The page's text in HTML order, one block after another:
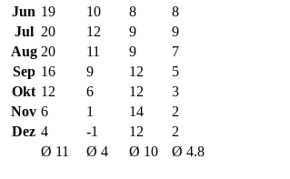
Jun 19 10 8
8
Jul 20 12 9
9
Aug 20 11 9
7
Sep 16 9 12
5
Okt 12 6 12
3
Nov 6 1 14
2
Dez 4 -1 12
2
Ø 11
Ø 4 Ø 10 Ø 4.8